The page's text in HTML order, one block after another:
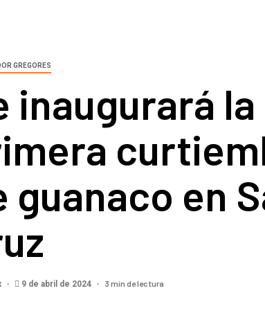
GREGORES
inaugurará la
guanaco en
9 de abril de 2024 3 min de lectura